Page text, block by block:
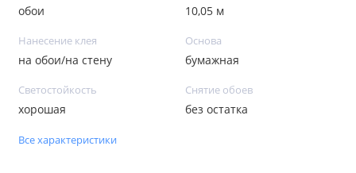
обои 10,05 м
Нанесение клея
на обои/на стену
Основа
бумажная
Светостойкость
хорошая
Снятие обоев
без остатка
Все характеристики